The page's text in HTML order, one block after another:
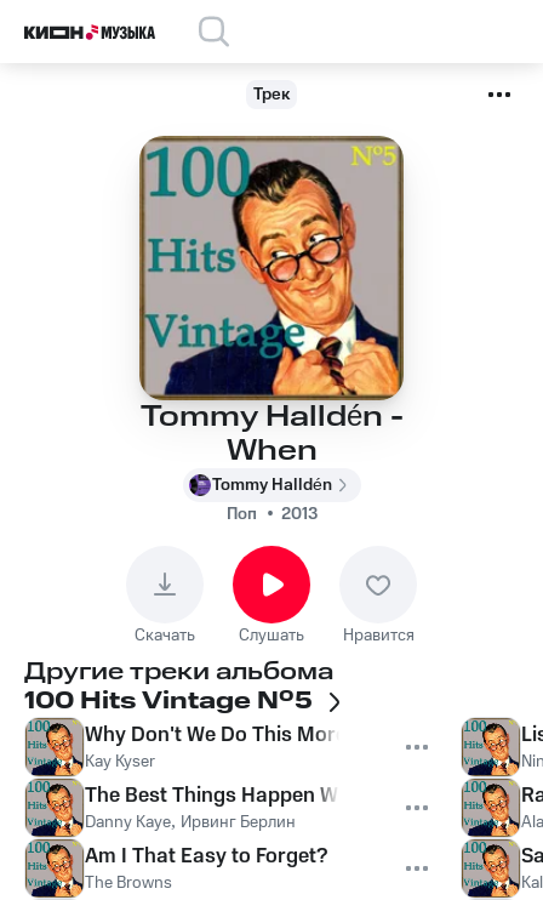
Трек
Tommy Halldén -
When
Tommy Halldén
Поп
2013
Скачать Слушать Нравится
Другие треки альбома
100 Hits Vintage Nº5
Why Don't We Do This More Often
Kay Kyser
The Best Things Happen While You're Dancing
Danny Kaye, Ирвинг Берлин
Am I That Easy to Forget?
The Browns